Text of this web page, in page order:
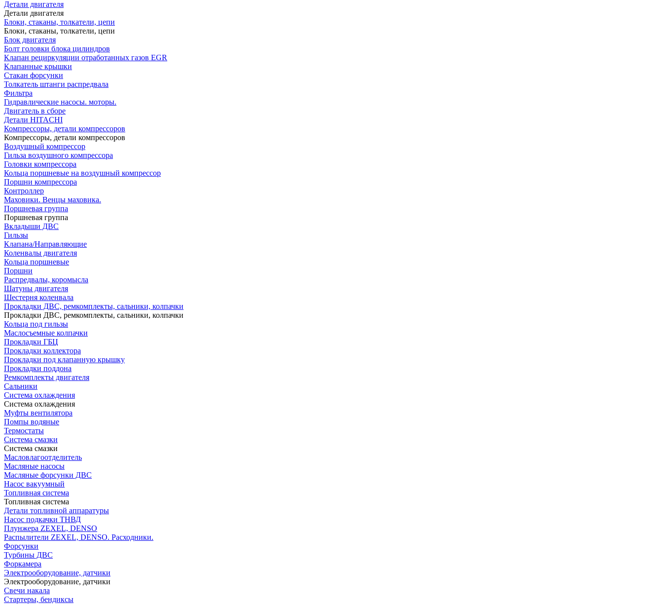
Детали двигателя
Детали двигателя
Блоки, стаканы, толкатели, цепи
Блоки, стаканы, толкатели, цепи
Блок двигателя
Болт головки блока цилиндров
Клапан рециркуляции отработанных газов EGR
Клапанные крышки
Стакан форсунки
Толкатель штанги распредвала
Фильтра
Гидравлические насосы. моторы.
Двигатель в сборе
Детали HITACHI
Компрессоры, детали компрессоров
Компрессоры, детали компрессоров
Воздушный компрессор
Гильза воздушного компрессора
Головки компрессора
Кольца поршневые на воздушный компрессор
Поршни компрессора
Контроллер
Маховики. Венцы маховика.
Поршневая группа
Поршневая группа
Вкладыши ДВС
Гильзы
Клапана/Направляющие
Коленвалы двигателя
Кольца поршневые
Поршни
Распредвалы, коромысла
Шатуны двигателя
Шестерня коленвала
Прокладки ДВС, ремкомплекты, сальники, колпачки
Прокладки ДВС, ремкомплекты, сальники, колпачки
Кольца под гильзы
Маслосъемные колпачки
Прокладки ГБЦ
Прокладки коллектора
Прокладки под клапанную крышку
Прокладки поддона
Ремкомплекты двигателя
Сальники
Система охлаждения
Система охлаждения
Муфты вентилятора
Помпы водяные
Термостаты
Система смазки
Система смазки
Масловлагоотделитель
Масляные насосы
Масляные форсунки ДВС
Насос вакуумный
Топливная система
Топливная система
Детали топливной аппаратуры
Насос подкачки ТНВД
Плунжера ZEXEL, DENSO
Распылители ZEXEL, DENSO. Расходники.
Форсунки
Турбины ДВС
Форкамера
Электрооборудование, датчики
Электрооборудование, датчики
Свечи накала
Стартеры, бендиксы